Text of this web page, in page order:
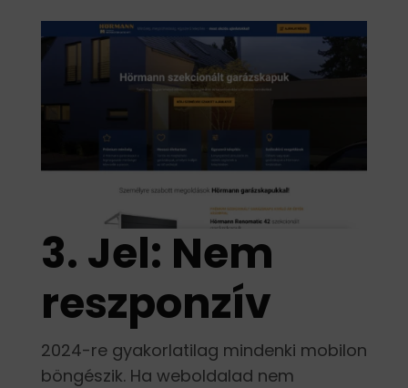
3. Jel: Nem
reszponzív
2024-re gyakorlatilag mindenki mobilon
böngészik. Ha weboldalad nem